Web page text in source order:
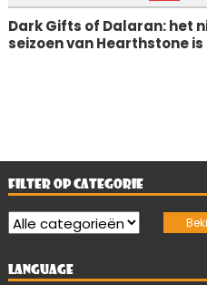
Dark Gifts of Dalaran: het
seizoen van Hearthstone is
FILTER OP CATEGORIE
LANGUAGE